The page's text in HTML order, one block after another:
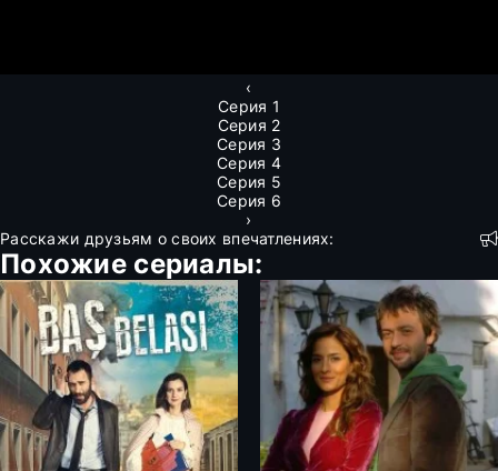
‹
Серия 1
Серия 2
Серия 3
Серия 4
Серия 5
Серия 6
›
Расскажи друзьям о своих впечатлениях:
Похожие сериалы: